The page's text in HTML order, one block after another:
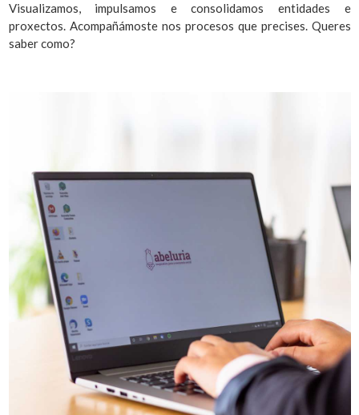
Visualizamos, impulsamos e consolidamos entidades e
proxectos. Acompañámoste nos procesos que precises. Queres
saber como?